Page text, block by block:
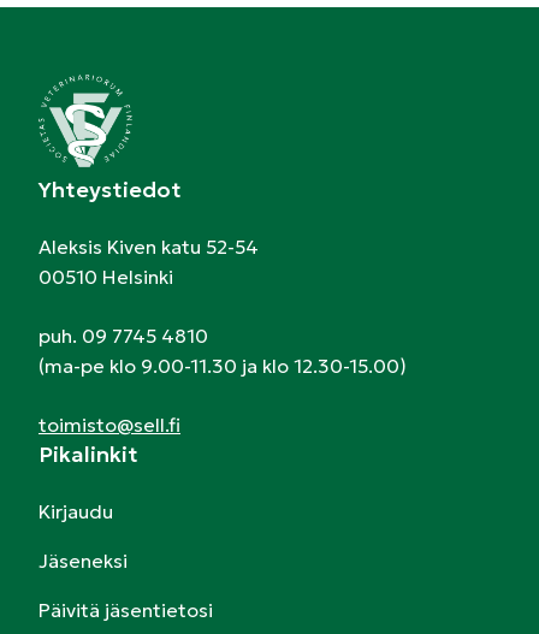
Yhteystiedot
Aleksis Kiven katu 52-54
00510 Helsinki
puh. 09 7745 4810
(ma-pe klo 9.00-11.30 ja klo 12.30-15.00)
toimisto@sell.fi
Pikalinkit
Kirjaudu
Jäseneksi
Päivitä jäsentietosi